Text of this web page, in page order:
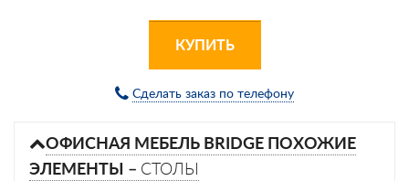
КУПИТЬ
Сделать заказ по телефону
ОФИСНАЯ МЕБЕЛЬ BRIDGE ПОХОЖИЕ
ЭЛЕМЕНТЫ – СТОЛЫ